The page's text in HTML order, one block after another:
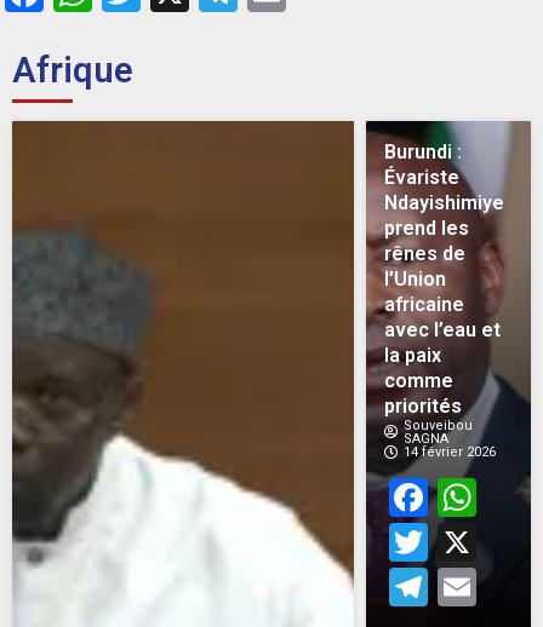
Afrique
Burundi :
Évariste
Ndayishimiye
prend les
rênes de
l’Union
africaine
avec l’eau et
la paix
comme
priorités
Souveibou
SAGNA
14 février 2026
X